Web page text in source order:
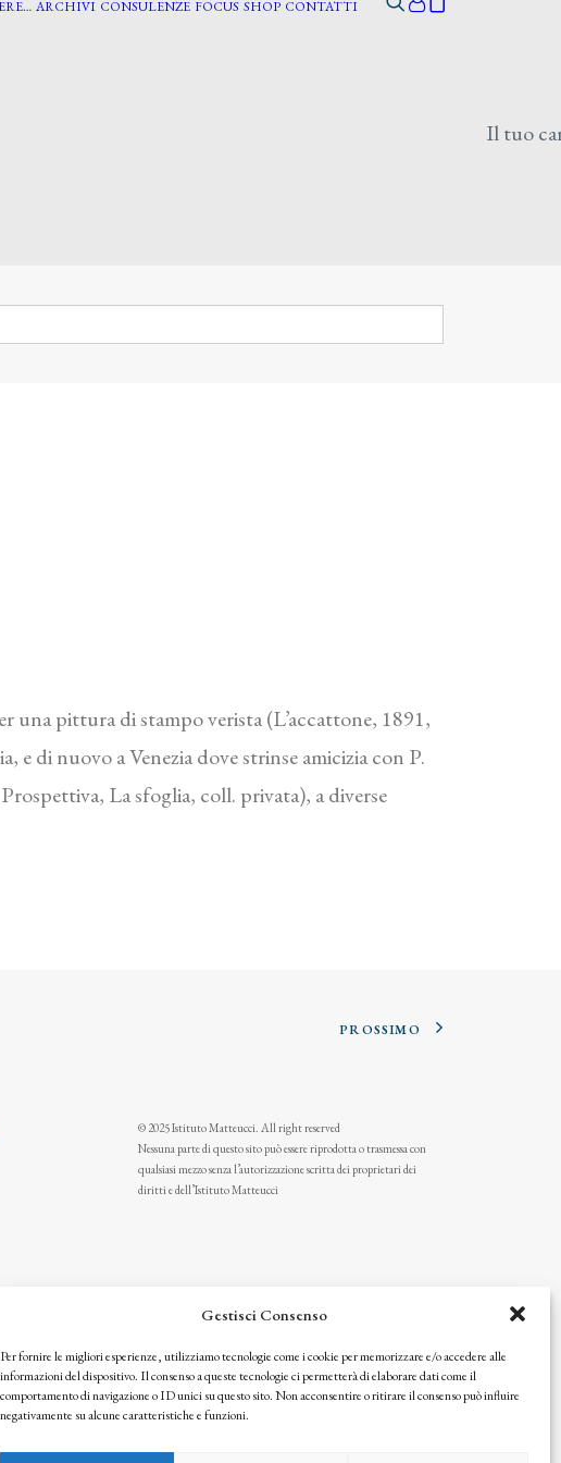
Gestisci Consenso
Per fornire le migliori esperienze, utilizziamo tecnologie come i cookie per memorizzare e/o accedere alle
informazioni del dispositivo. Il consenso a queste tecnologie ci permetterà di elaborare dati come il
comportamento di navigazione o ID unici su questo sito. Non acconsentire o ritirare il consenso può influire
negativamente su alcune caratteristiche e funzioni.
ARCHIVI CONSULENZE FOCUS SHOP CONTATTI
Il tuo
una pittura di stampo verista (L’accattone, 1891,
di nuovo a Venezia dove strinse amicizia con P.
La sfoglia, coll. privata), a diverse
PROSSIMO
© 2025 Istituto Matteucci. All right reserved
Nessuna parte di questo sito può essere riprodotta o trasmessa con
qualsiasi mezzo senza l’autorizzazione scritta dei proprietari dei
diritti e dell’Istituto Matteucci